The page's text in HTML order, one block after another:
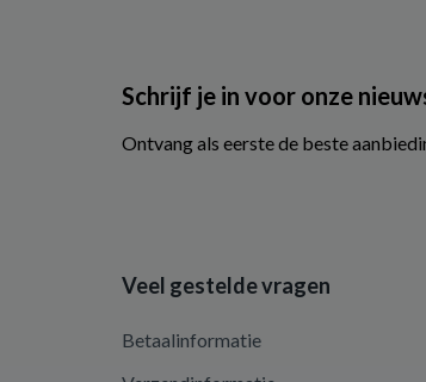
Schrijf je in voor onze
Ontvang als eerste de beste
Veel gestelde vragen
Betaalinformatie